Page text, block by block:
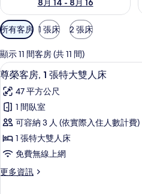
可
用
的
客
房
篩
選
條
所有客房 1 張床 2 張床
顯示 11 間客房 (共 11 間)
顯
示
尊
榮
客
房,
張
9
尊榮客房, 1 張特大雙人床
47 平方公尺
1 間臥室
可容納 3 人 (依實際入住人數計費)
1 張特大雙人床
免費無線上網
更多資訊
更